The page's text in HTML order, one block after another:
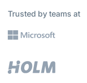
Trusted by teams at